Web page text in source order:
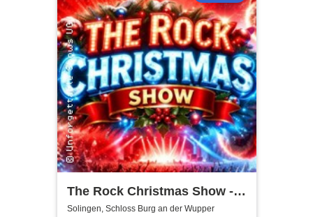
The Rock Christmas Show -
Schloss Burg an der Wupper
Solingen, Schloss Burg an der Wupper